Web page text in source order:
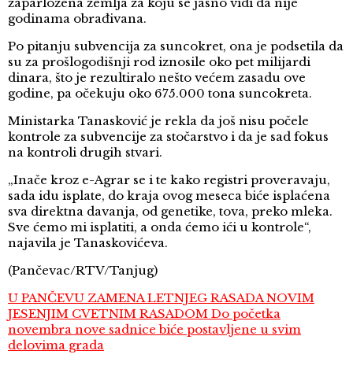
zaparložena zemlja za koju se jasno vidi da nije
godinama obrađivana.
Po pitanju subvencija za suncokret, ona je podsetila da
su za prošlogodišnji rod iznosile oko pet milijardi
dinara, što je rezultiralo nešto većem zasadu ove
godine, pa očekuju oko 675.000 tona suncokreta.
Ministarka Tanasković je rekla da još nisu počele
kontrole za subvencije za stočarstvo i da je sad fokus
na kontroli drugih stvari.
„Inače kroz e-Agrar se i te kako registri proveravaju,
sada idu isplate, do kraja ovog meseca biće isplaćena
sva direktna davanja, od genetike, tova, preko mleka.
Sve ćemo mi isplatiti, a onda ćemo ići u kontrole“,
najavila je Tanaskovićeva.
(Pančevac/RTV/Tanjug)
U PANČEVU ZAMENA LETNJEG RASADA NOVIM
JESENJIM CVETNIM RASADOM Do početka
novembra nove sadnice biće postavljene u svim
delovima grada